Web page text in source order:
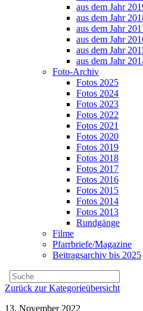
aus dem Jahr
aus dem Jahr
aus dem Jahr
aus dem Jahr
aus dem Jahr
aus dem Jahr
Foto-Archiv
Fotos 2025
Fotos 2024
Fotos 2023
Fotos 2022
Fotos 2021
Fotos 2020
Fotos 2019
Fotos 2018
Fotos 2017
Fotos 2016
Fotos 2015
Fotos 2014
Fotos 2013
Rundgänge
Filme
Pfarrbriefe/Magazine
Beitragsarchiv bis 2025
Zurück zur Kategorieübersicht
13. November 2022